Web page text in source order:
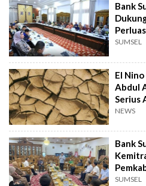
Bank
SUMSEL
El
Abdul
Serius
NEWS
Bank
SUMSEL